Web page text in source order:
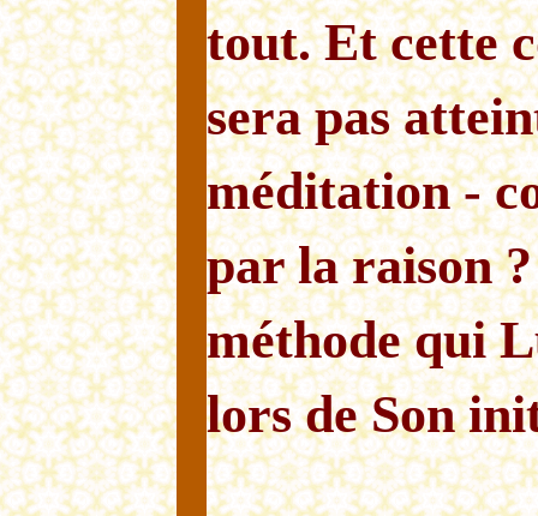
tout. Et cette
sera pas
méditation -
par la raison
méthode qui
lors de Son